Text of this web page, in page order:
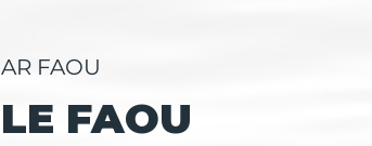
AR FAOU
LE FAOU